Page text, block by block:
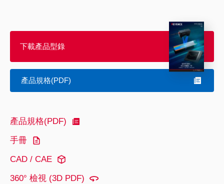
下載產品型錄
產品規格(PDF)
產品規格(PDF)
手冊
CAD / CAE
360° 檢視 (3D PDF)